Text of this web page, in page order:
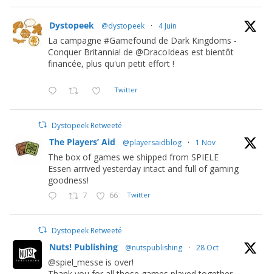
Dystopeek @dystopeek · 4 Juin
La campagne #Gamefound de Dark Kingdoms -
Conquer Britannia! de @DracoIdeas est bientôt
financée, plus qu'un petit effort !
Twitter
Dystopeek Retweeté
The Players’ Aid @playersaidblog · 1 Nov
The box of games we shipped from SPIELE
Essen arrived yesterday intact and full of gaming
goodness!
7 66 Twitter
Dystopeek Retweeté
Nuts! Publishing @nutspublishing · 28 Oct
@spiel_messe is over!